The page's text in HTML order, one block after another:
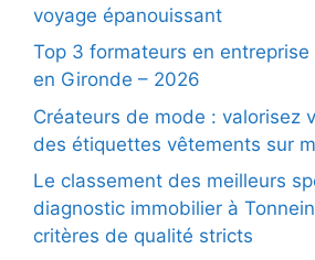
voyage épanouissant
Top 3 formateurs en
en Gironde – 2026
Créateurs de mode : valorisez
des étiquettes vêtements sur
Le classement des meilleurs
diagnostic immobilier à
critères de qualité stricts